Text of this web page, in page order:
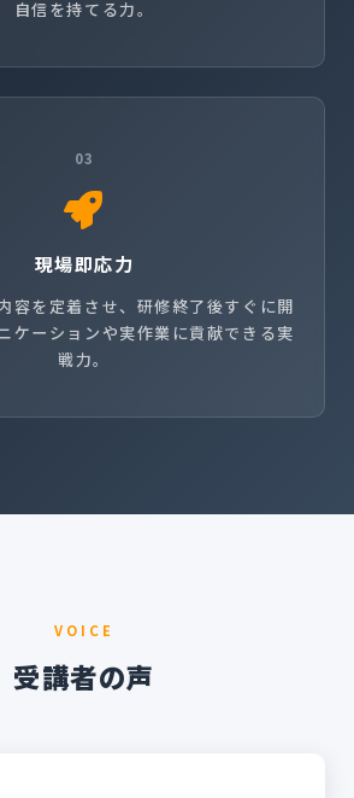
自信を持てる力。
03
現場即応力
容を定着させ、研修終了後すぐに開
ケーションや実作業に貢献できる実
戦力。
VOICE
受講者の声